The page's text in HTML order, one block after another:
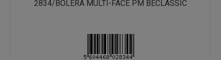
2834/BOLERA MULTI-FACE PM BECLASSIC